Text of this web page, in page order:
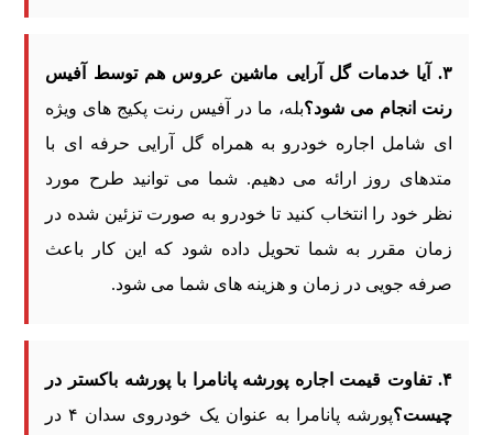
۳. آیا خدمات گل آرایی ماشین عروس هم توسط آفیس
رنت انجام می شود؟بله، ما در آفیس رنت پکیج های ویژه
ای شامل اجاره خودرو به همراه گل آرایی حرفه ای با
متدهای روز ارائه می دهیم. شما می توانید طرح مورد
نظر خود را انتخاب کنید تا خودرو به صورت تزئین شده در
زمان مقرر به شما تحویل داده شود که این کار باعث
صرفه جویی در زمان و هزینه های شما می شود.
۴. تفاوت قیمت اجاره پورشه پانامرا با پورشه باکستر در
چیست؟
پورشه پانامرا به عنوان یک خودروی سدان ۴ در